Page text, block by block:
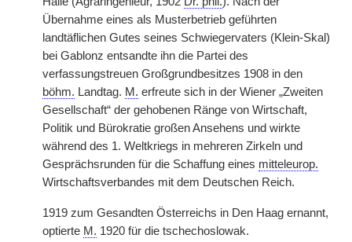
Übernahme eines als Musterbetrieb geführten
landtäflichen Gutes seines Schwiegervaters (Klein-Skal)
bei Gablonz entsandte ihn die Partei des
verfassungstreuen Großgrundbesitzes 1908 in den
böhm. Landtag. M. erfreute sich in der Wiener „Zweiten
Gesellschaft“ der gehobenen Ränge von Wirtschaft,
Politik und Bürokratie großen Ansehens und wirkte
während des 1. Weltkriegs in mehreren Zirkeln und
Gesprächsrunden für die Schaffung eines mitteleurop.
Wirtschaftsverbandes mit dem Deutschen Reich.
1919 zum Gesandten Österreichs in Den Haag ernannt,
optierte M. 1920 für die tschechoslowak.